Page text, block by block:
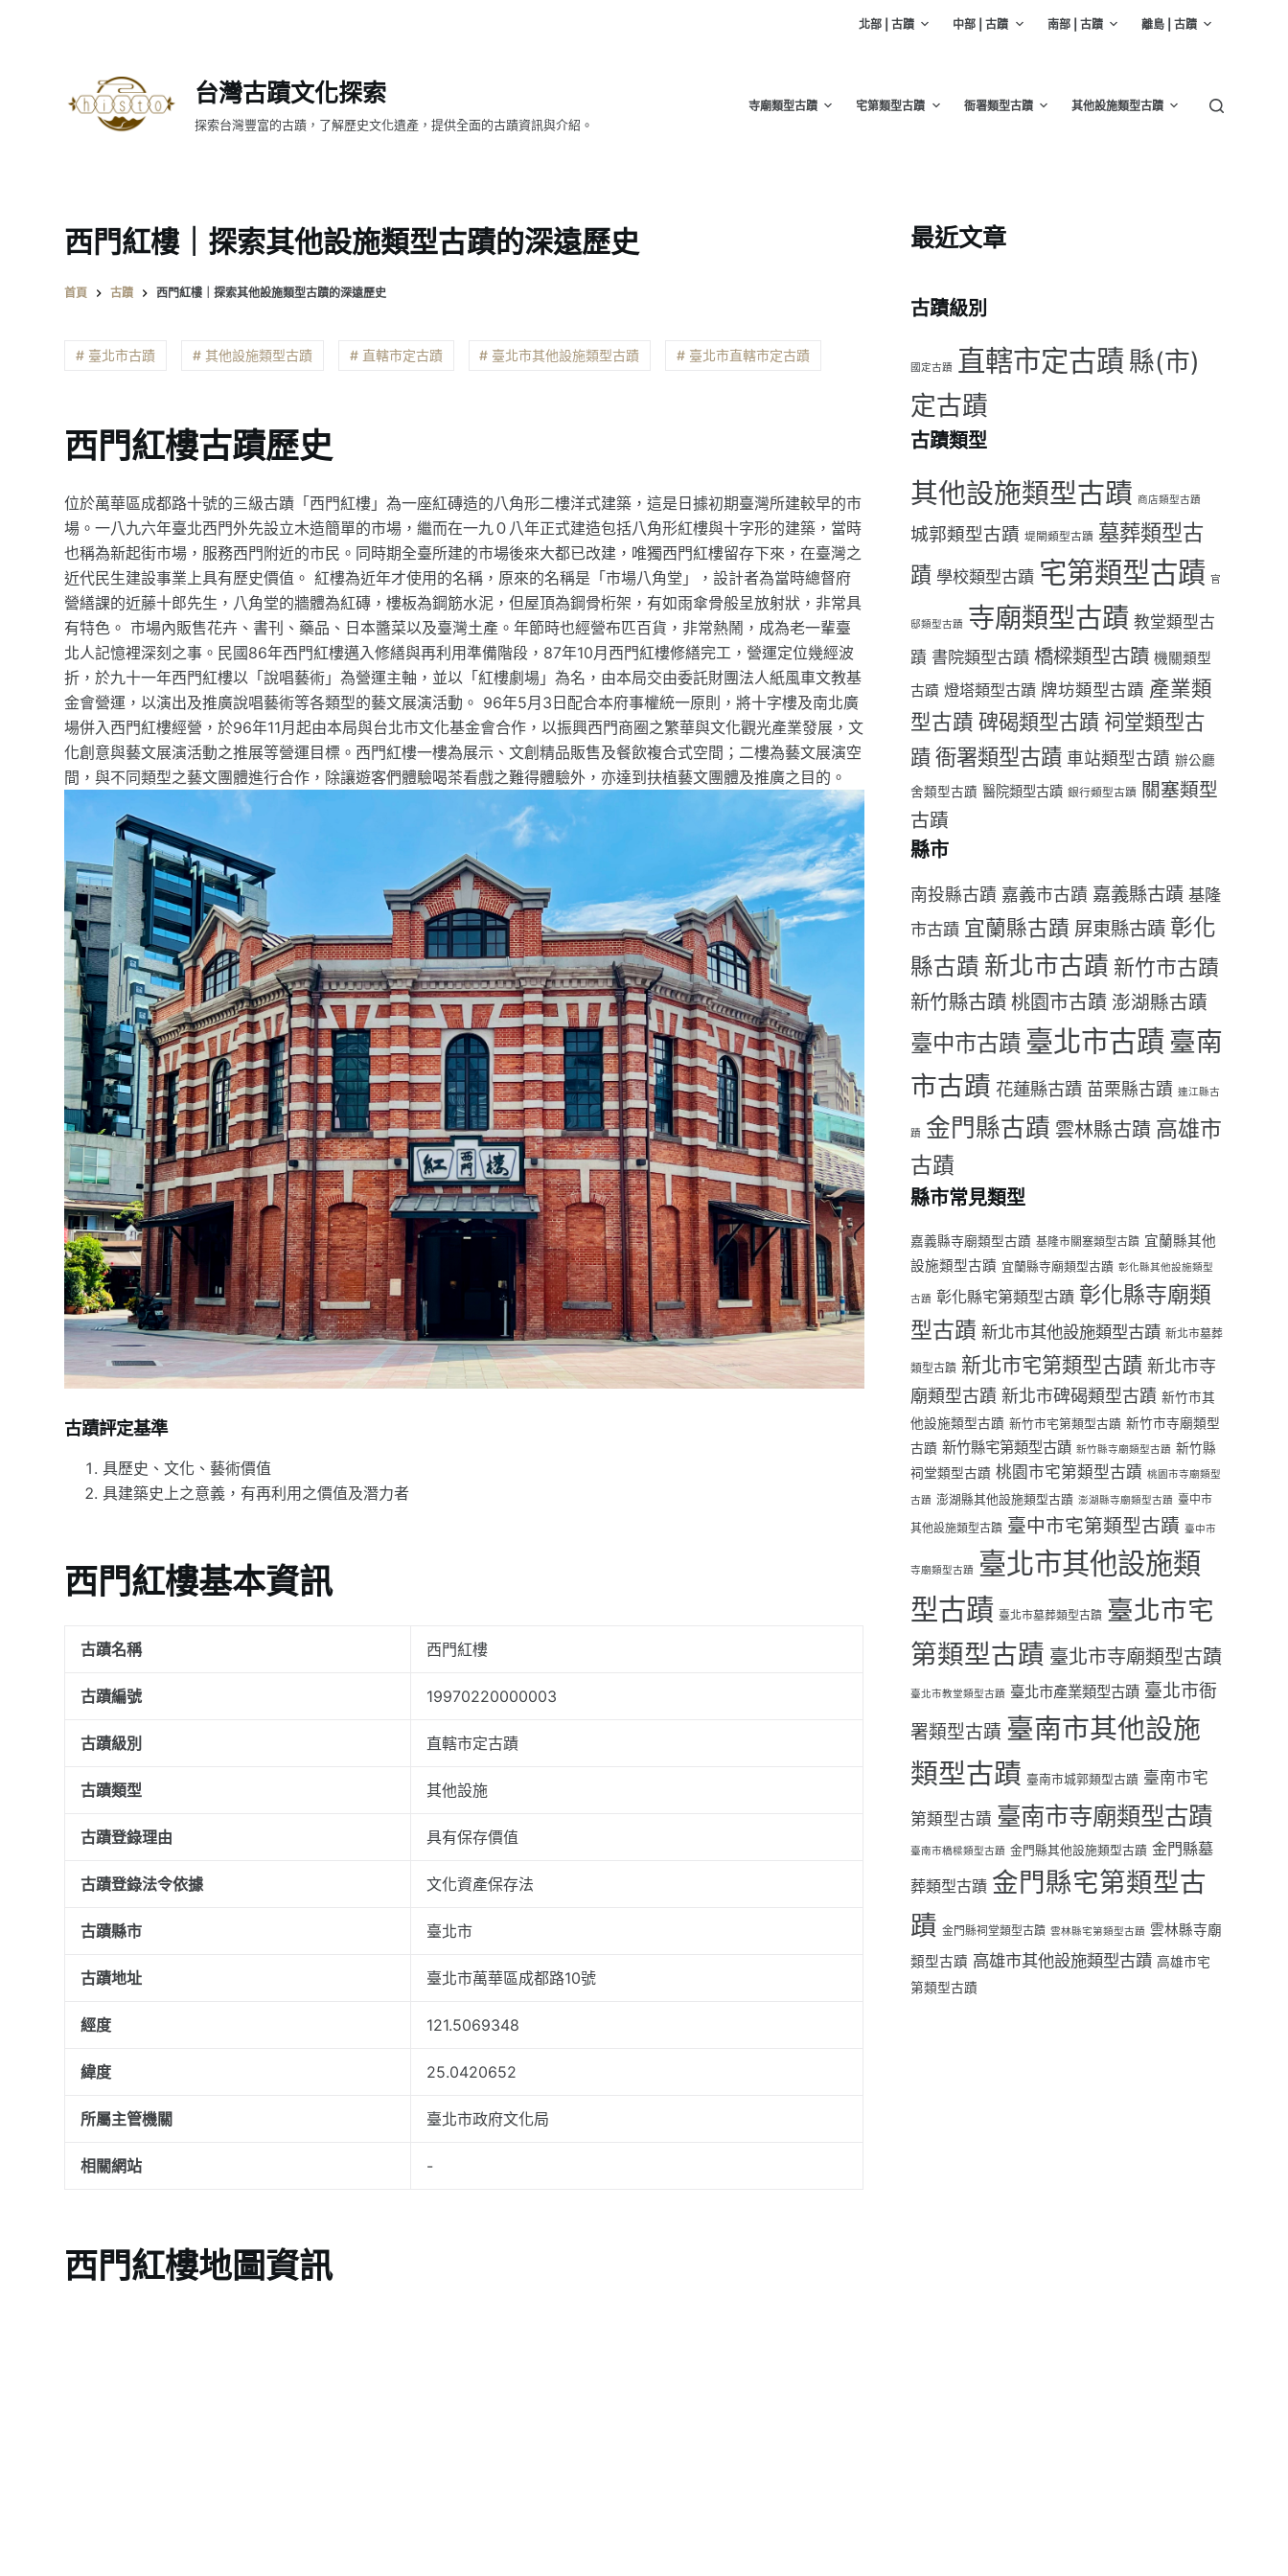
北部 | 古蹟 中部 | 古蹟 南部 | 古蹟 離島 | 古蹟
台灣古蹟文化探索
探索台灣豐富的古蹟，了解歷史文化遺產，提供全面的古蹟資訊與介紹。
寺廟類型古蹟 宅第類型古蹟 衙署類型古蹟 其他設施類型古蹟
西門紅樓｜探索其他設施類型古蹟的深遠歷史
首頁 古蹟 西門紅樓｜探索其他設施類型古蹟的深遠歷史
# 臺北市古蹟 # 其他設施類型古蹟 # 直轄市定古蹟 # 臺北市其他設施類型古蹟 # 臺北市直轄市定古蹟
西門紅樓古蹟歷史
位於萬華區成都路十號的三級古蹟「西門紅樓」為一座紅磚造的八角形二樓洋式建築，這是日據初期臺灣所建較早的市
場。一八九六年臺北西門外先設立木造簡單的市場，繼而在一九０八年正式建造包括八角形紅樓與十字形的建築，當時
也稱為新起街市場，服務西門附近的市民。同時期全臺所建的市場後來大都已改建，唯獨西門紅樓留存下來，在臺灣之
近代民生建設事業上具有歷史價值。 紅樓為近年才使用的名稱，原來的名稱是「市場八角堂」，設計者為當時總督府
營繕課的近藤十郎先生，八角堂的牆體為紅磚，樓板為鋼筋水泥，但屋頂為鋼骨桁架，有如雨傘骨般呈放射狀，非常具
有特色。 市場內販售花卉、書刊、藥品、日本醬菜以及臺灣土產。年節時也經營布匹百貨，非常熱鬧，成為老一輩臺
北人記憶裡深刻之事。民國86年西門紅樓邁入修繕與再利用準備階段，87年10月西門紅樓修繕完工，營運定位幾經波
折，於九十一年西門紅樓以「說唱藝術」為營運主軸，並以「紅樓劇場」為名，由本局交由委託財團法人紙風車文教基
金會營運，以演出及推廣說唱藝術等各類型的藝文展演活動。 96年5月3日配合本府事權統一原則，將十字樓及南北廣
場併入西門紅樓經營，於96年11月起由本局與台北市文化基金會合作，以振興西門商圈之繁華與文化觀光產業發展，文
化創意與藝文展演活動之推展等營運目標。西門紅樓一樓為展示、文創精品販售及餐飲複合式空間；二樓為藝文展演空
間，與不同類型之藝文團體進行合作，除讓遊客們體驗喝茶看戲之難得體驗外，亦達到扶植藝文團體及推廣之目的。
古蹟評定基準
具歷史、文化、藝術價值
具建築史上之意義，有再利用之價值及潛力者
西門紅樓基本資訊
古蹟名稱 西門紅樓
古蹟編號 19970220000003
古蹟級別 直轄市定古蹟
古蹟類型 其他設施
古蹟登錄理由 具有保存價值
古蹟登錄法令依據 文化資產保存法
古蹟縣市 臺北市
古蹟地址 臺北市萬華區成都路10號
經度 121.5069348
緯度 25.0420652
所屬主管機關 臺北市政府文化局
相關網站 -
西門紅樓地圖資訊
最近文章
古蹟級別
國定古蹟 直轄市定古蹟縣(市)
定古蹟
古蹟類型
其他設施類型古蹟 商店類型古蹟
城郭類型古蹟 堤閘類型古蹟 墓葬類型古
蹟 學校類型古蹟 宅第類型古蹟 官
邸類型古蹟 寺廟類型古蹟 教堂類型古
蹟 書院類型古蹟 橋樑類型古蹟 機關類型
古蹟 燈塔類型古蹟 牌坊類型古蹟 產業類
型古蹟 碑碣類型古蹟 祠堂類型古
蹟 衙署類型古蹟 車站類型古蹟 辦公廳
舍類型古蹟 醫院類型古蹟 銀行類型古蹟 關塞類型
古蹟
縣市
南投縣古蹟 嘉義市古蹟 嘉義縣古蹟 基隆
市古蹟 宜蘭縣古蹟 屏東縣古蹟 彰化
縣古蹟 新北市古蹟 新竹市古蹟
新竹縣古蹟 桃園市古蹟 澎湖縣古蹟
臺中市古蹟 臺北市古蹟臺南
市古蹟 花蓮縣古蹟 苗栗縣古蹟 連江縣古
蹟 金門縣古蹟 雲林縣古蹟 高雄市
古蹟
縣市常見類型
嘉義縣寺廟類型古蹟 基隆市關塞類型古蹟 宜蘭縣其他
設施類型古蹟 宜蘭縣寺廟類型古蹟 彰化縣其他設施類型
古蹟 彰化縣宅第類型古蹟 彰化縣寺廟類
型古蹟 新北市其他設施類型古蹟 新北市墓葬
類型古蹟 新北市宅第類型古蹟 新北市寺
廟類型古蹟 新北市碑碣類型古蹟 新竹市其
他設施類型古蹟 新竹市宅第類型古蹟 新竹市寺廟類型
古蹟 新竹縣宅第類型古蹟 新竹縣寺廟類型古蹟 新竹縣
祠堂類型古蹟 桃園市宅第類型古蹟 桃園市寺廟類型
古蹟 澎湖縣其他設施類型古蹟 澎湖縣寺廟類型古蹟 臺中市
其他設施類型古蹟 臺中市宅第類型古蹟 臺中市
寺廟類型古蹟 臺北市其他設施類
型古蹟 臺北市墓葬類型古蹟 臺北市宅
第類型古蹟 臺北市寺廟類型古蹟
臺北市教堂類型古蹟 臺北市產業類型古蹟 臺北市衙
署類型古蹟 臺南市其他設施
類型古蹟 臺南市城郭類型古蹟 臺南市宅
第類型古蹟 臺南市寺廟類型古蹟
臺南市橋樑類型古蹟 金門縣其他設施類型古蹟 金門縣墓
葬類型古蹟 金門縣宅第類型古
蹟 金門縣祠堂類型古蹟 雲林縣宅第類型古蹟 雲林縣寺廟
類型古蹟 高雄市其他設施類型古蹟 高雄市宅
第類型古蹟